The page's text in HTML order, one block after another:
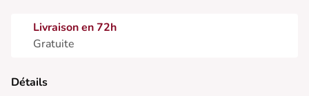
Livraison en 72h
Gratuite
Détails